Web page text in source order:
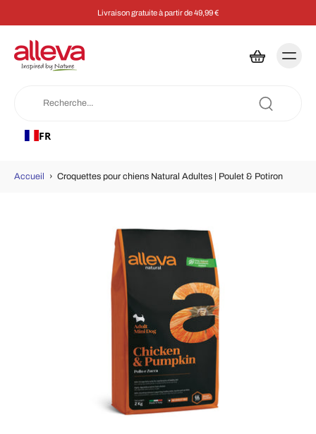
Livraison gratuite à partir de 49,99 €
FR
Accueil › Croquettes pour chiens Natural Adultes | Poulet & Potiron